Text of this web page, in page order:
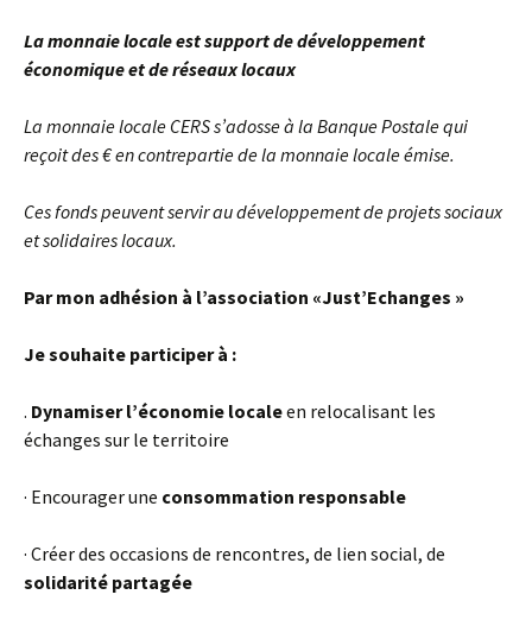
La monnaie locale est support de développement
économique et de réseaux locaux
La monnaie locale CERS s’adosse à la Banque Postale qui
reçoit des € en contrepartie de la monnaie locale émise.
Ces fonds peuvent servir au développement de projets sociaux
et solidaires locaux.
Par mon adhésion à l’association «Just’Echanges »
Je souhaite participer à :
. Dynamiser l’économie localeen relocalisant les
échanges sur le territoire
· Encourager une consommation responsable
· Créer des occasions de rencontres, de lien social, de
solidarité partagée